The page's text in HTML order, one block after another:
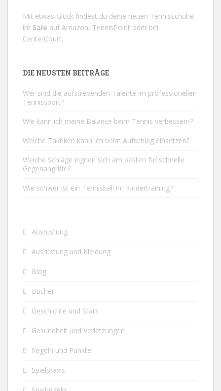
Mit etwas Glück findest du deine neuen Tennisschuhe
im Sale aufAmazon, TennisPoint oder bei
CenterCourt.
DIE NEUSTEN BEITRÄGE
Wer sind die aufstrebenden Talente im professionellen
Tennissport?
Wie kann ich meine Balance beim Tennis verbessern?
Welche Taktiken kann ich beim Aufschlag einsetzen?
Welche Schläge eignen sich am besten für schnelle
Gegenangriffe?
Wie schwer ist ein Tennisball im Kindertraining?
Ausrüstung
Ausrüstung und Kleidung
Blog
Bücher
Geschichte und Stars
Gesundheit und Verletzungen
Regeln und Punkte
Spielpraxis